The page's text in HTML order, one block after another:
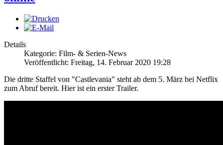
Details
Kategorie: Film- & Serien-News
Veröffentlicht: Freitag, 14. Februar 2020 19:28
Die dritte Staffel von "Castlevania" steht ab dem 5. März bei Netflix
zum Abruf bereit. Hier ist ein erster Trailer.